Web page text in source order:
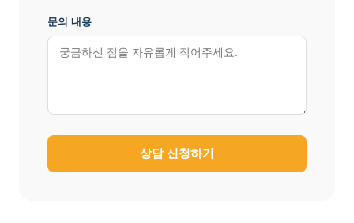
문의 내용
상담 신청하기